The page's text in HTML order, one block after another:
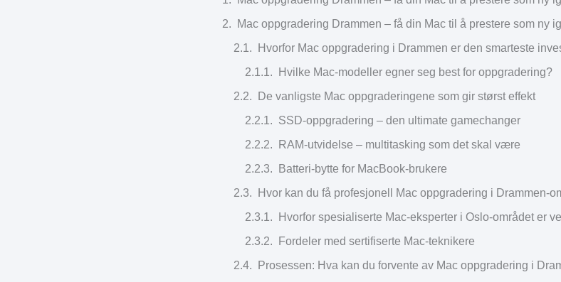
Mac oppgradering Drammen – få din Mac til å prestere som ny
Hvorfor Mac oppgradering i Drammen er den smarteste
Hvilke Mac-modeller egner seg best for oppgradering?
De vanligste Mac oppgraderingene som gir størst effekt
SSD-oppgradering – den ultimate gamechanger
RAM-utvidelse – multitasking som det skal være
Batteri-bytte for MacBook-brukere
Hvor kan du få profesjonell Mac oppgradering i Drammen-
Hvorfor spesialiserte Mac-eksperter i Oslo-området er
Fordeler med sertifiserte Mac-teknikere
Prosessen: Hva kan du forvente av Mac oppgradering i